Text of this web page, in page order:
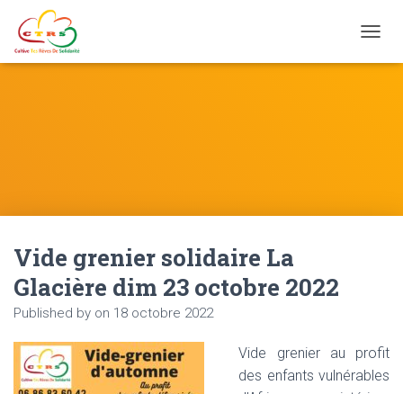
Vide grenier solidaire La
Glacière dim 23 octobre 2022
Published by on 18 octobre 2022
Vide grenier au profit
des enfants vulnérables